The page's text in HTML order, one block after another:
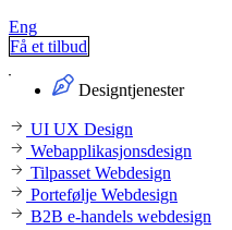
Eng
Få et tilbud
Designtjenester
UI UX Design
Webapplikasjonsdesign
Tilpasset Webdesign
Portefølje Webdesign
B2B e-handels webdesign